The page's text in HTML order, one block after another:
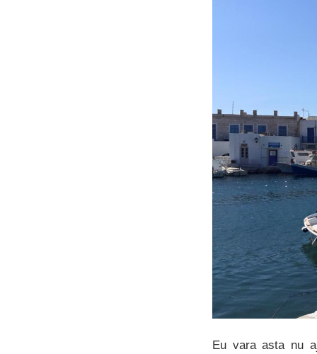
Eu vara asta nu